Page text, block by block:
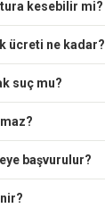
kesebilir mi?
ücreti ne kadar?
suç mu?
başvurulur?